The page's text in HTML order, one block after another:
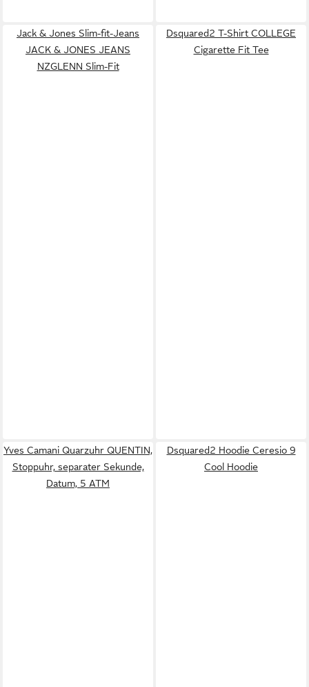
Jack & Jones Slim-fit-Jeans
JACK & JONES JEANS
NZGLENN Slim-Fit
Dsquared2 T-Shirt COLLEGE
Cigarette Fit Tee
Yves Camani Quarzuhr QUENTIN,
Stoppuhr, separater Sekunde,
Datum, 5 ATM
Dsquared2 Hoodie Ceresio 9
Cool Hoodie